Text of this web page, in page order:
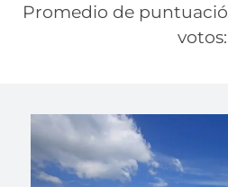
Promedio de
votos: